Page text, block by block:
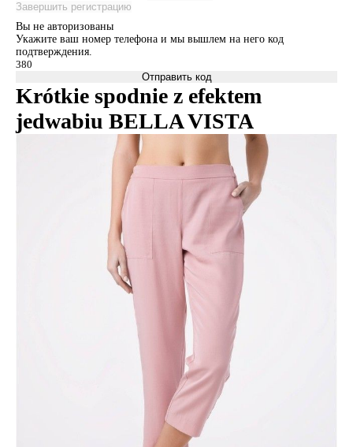
Завершить регистрацию
Вы не авторизованы
Укажите ваш номер телефона и мы вышлем на него код
подтверждения.
Отправить код
Krótkie spodnie z efektem
jedwabiu BELLA VISTA